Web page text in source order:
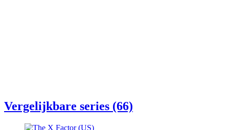
Vergelijkbare series (66)